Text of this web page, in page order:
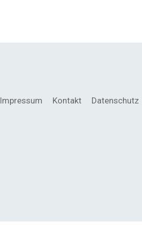
Impressum Kontakt Datenschutz